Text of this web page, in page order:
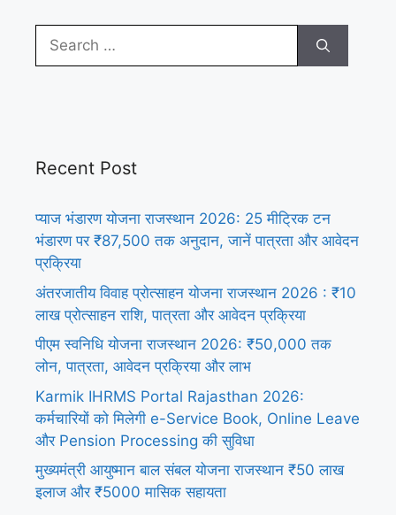
Search
for:
Recent Post
प्याज भंडारण योजना राजस्थान 2026: 25 मीट्रिक टन
भंडारण पर ₹87,500 तक अनुदान, जानें पात्रता और आवेदन
प्रक्रिया
अंतरजातीय विवाह प्रोत्साहन योजना राजस्थान 2026 : ₹10
लाख प्रोत्साहन राशि, पात्रता और आवेदन प्रक्रिया
पीएम स्वनिधि योजना राजस्थान 2026: ₹50,000 तक
लोन, पात्रता, आवेदन प्रक्रिया और लाभ
Karmik IHRMS Portal Rajasthan 2026:
कर्मचारियों को मिलेगी e-Service Book, Online Leave
और Pension Processing की सुविधा
मुख्यमंत्री आयुष्मान बाल संबल योजना राजस्थान ₹50 लाख
इलाज और ₹5000 मासिक सहायता